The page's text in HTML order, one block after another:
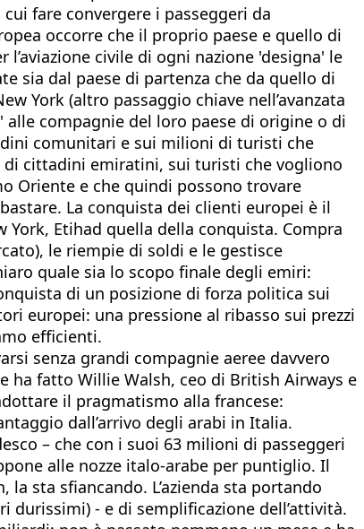
fare convergere i passeggeri da
occorre che il proprio paese e quello di
civile di ogni nazione 'designa' le
sia dal paese di partenza che da quello di
York (altro passaggio chiave nell’avanzata
compagnie del loro paese di origine o di
comunitari e sui milioni di turisti che
di cittadini emiratini, sui turisti che vogliono
Oriente e che quindi possono trovare
La conquista dei clienti europei è il
Etihad quella della conquista. Compra
le riempie di soldi e le gestisce
quale sia lo scopo finale degli emiri:
di un posizione di forza politica sui
europei: una pressione al ribasso sui prezzi
efficienti.
senza grandi compagnie aeree davvero
ha fatto Willie Walsh, ceo di British Airways e
il pragmatismo alla francese:
dall’arrivo degli arabi in Italia.
– che con i suoi 63 milioni di passeggeri
alle nozze italo-arabe per puntiglio. Il
sta sfiancando. L’azienda sta portando
- e di semplificazione dell’attività.